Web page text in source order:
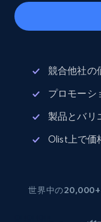
競合他社の
プロモーシ
製品とバリ
Olist上で価
世界中の20,000+